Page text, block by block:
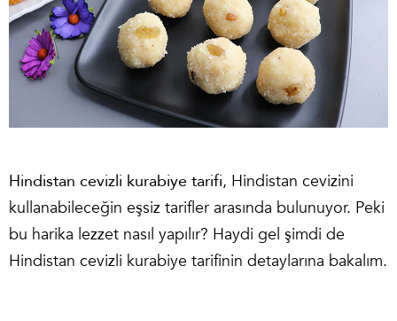
Hindistan cevizli kurabiye tarifi, Hindistan cevizini
kullanabileceğin eşsiz tarifler arasında bulunuyor. Peki
bu harika lezzet nasıl yapılır? Haydi gel şimdi de
Hindistan cevizli kurabiye tarifinin detaylarına bakalım.